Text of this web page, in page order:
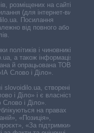
розміщених на сайті,
(для інтернет-видань
Посилання
від повного або
політиків і чиновників,
а також інформація про
й опрацьована ТОВ «ІА
Слово і Діло».
slovoidilo.ua, створені ГО
і Діло» і є власністю
і Діло».
на правах
«Позиція»,
«За підтримки».